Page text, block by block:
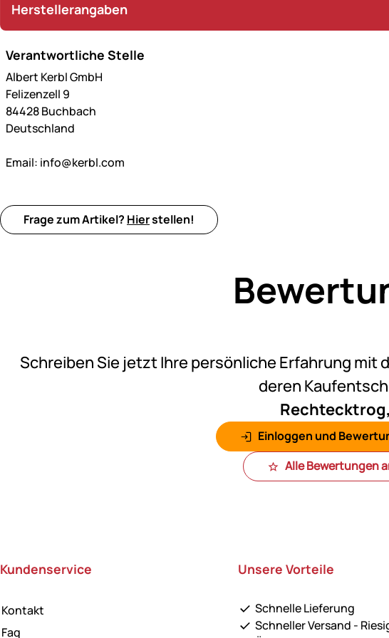
Herstellerangaben
Verantwortliche Stelle
Albert Kerbl GmbH
Felizenzell 9
84428 Buchbach
Deutschland
Email: info@kerbl.com
Frage zum Artikel? Hierstellen!
Schreiben Sie jetzt Ihre persönliche Erfahrung mit
deren
Einloggen und
Alle Bewertungen
Kundenservice
Kontakt
Faq
Unsere Vorteile
Schnelle Lieferung
Schneller Versand -